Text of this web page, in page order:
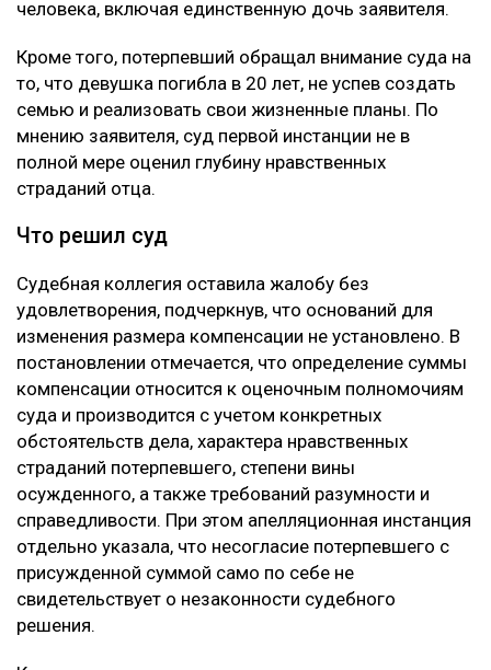
человека, включая единственную дочь заявителя.
Кроме того, потерпевший обращал внимание суда на
то, что девушка погибла в 20 лет, не успев создать
семью и реализовать свои жизненные планы. По
мнению заявителя, суд первой инстанции не в
полной мере оценил глубину нравственных
страданий отца.
Что решил суд
Судебная коллегия оставила жалобу без
удовлетворения, подчеркнув, что оснований для
изменения размера компенсации не установлено. В
постановлении отмечается, что определение суммы
компенсации относится к оценочным полномочиям
суда и производится с учетом конкретных
обстоятельств дела, характера нравственных
страданий потерпевшего, степени вины
осужденного, а также требований разумности и
справедливости. При этом апелляционная инстанция
отдельно указала, что несогласие потерпевшего с
присужденной суммой само по себе не
свидетельствует о незаконности судебного
решения.